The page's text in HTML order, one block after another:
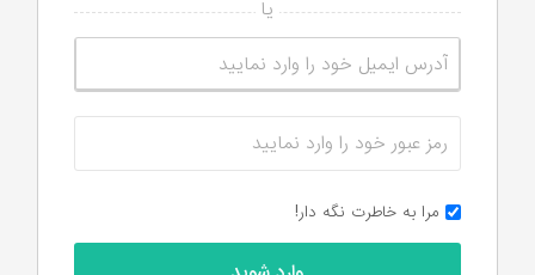
مرا به خاطرت نگه دار!